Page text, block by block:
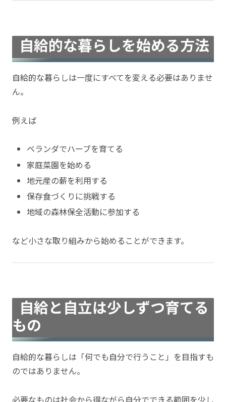
自給的な暮らしを始める方法
自給的な暮らしは一度にすべてを変える必要はありませ
ん。
例えば
ベランダでハーブを育てる
家庭菜園を始める
地元産の薪を利用する
保存食づくりに挑戦する
地域の森林保全活動に参加する
など小さな取り組みから始めることができます。
自給と自立は少しずつ育てる
もの
自給的な暮らしは「何でも自分で行うこと」を目指すも
のではありません。
必要なものは社会から得ながら自分でできる範囲を少し